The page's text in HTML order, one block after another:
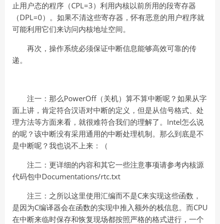
止用户态的程序（CPL=3）利用内核以前所用的段寄存器
（DPL=0）。如果不清这些寄存器，怀有恶意的用户程序就
可能利用它们来访问内核地址空间。
再次，操作系统必须保证中断信息能够高效可靠的传
递。
注一：那么PowerOff（关机）算不算中断呢？如果从字
面上讲，肯定符合汉语对中断的定义，但是从信号格式、处
理方法等方面来看，就很难符合我们的理解了。Intel怎么说
的呢？该中断没有采用通用的中断处理机制。那么到底是不
是中断呢？我也说不上来：（
注二：更详细的内容和其它一些注意事项请参考内核源
代码包中Documentations/rtc.txt
注三：之所以这里使用汇编而不是C来实现这些函数，
是因为C编译器会在函数的实现中推入额外的栈信息。而CPU
在中断来临时保存和恢复现场都按照严格的格式进行，一个